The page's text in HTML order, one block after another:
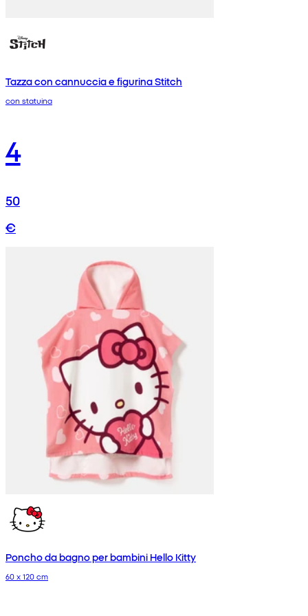
Tazza con cannuccia e figurina Stitch
con statuina
4
50
€
Poncho da bagno per bambini Hello Kitty
60 x 120 cm